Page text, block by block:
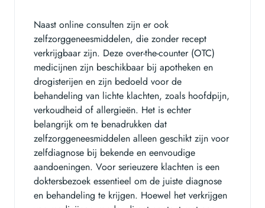
Naast online consulten zijn er ook
zelfzorggeneesmiddelen, die zonder recept
verkrijgbaar zijn. Deze over-the-counter (OTC)
medicijnen zijn beschikbaar bij apotheken en
drogisterijen en zijn bedoeld voor de
behandeling van lichte klachten, zoals hoofdpijn,
verkoudheid of allergieën. Het is echter
belangrijk om te benadrukken dat
zelfzorggeneesmiddelen alleen geschikt zijn voor
zelfdiagnose bij bekende en eenvoudige
aandoeningen. Voor serieuzere klachten is een
doktersbezoek essentieel om de juiste diagnose
en behandeling te krijgen. Hoewel het verkrijgen